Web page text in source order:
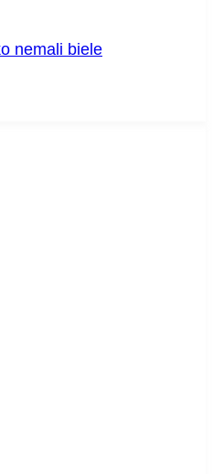
nemali biele